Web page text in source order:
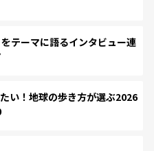
テーマに語るインタビュー連
い！地球の歩き方が選ぶ2026